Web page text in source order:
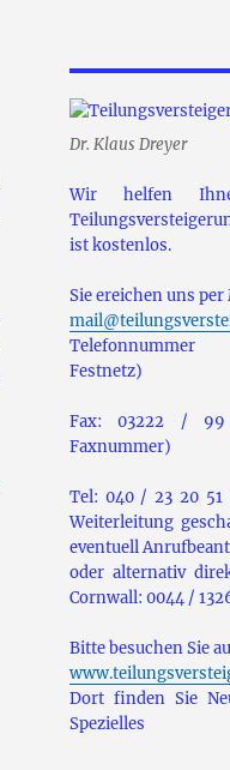
Dr. Klaus Dreyer
Wir helfen
ist kostenlos.
Sie ereichen uns
Festnetz)
Fax: 03222 /
Faxnummer)
Tel: 040 / 23 20 51
Weiterleitung
eventuell
oder alternativ
Cornwall: 0044 /
Bitte besuchen Sie
Dort finden Sie
Spezielles